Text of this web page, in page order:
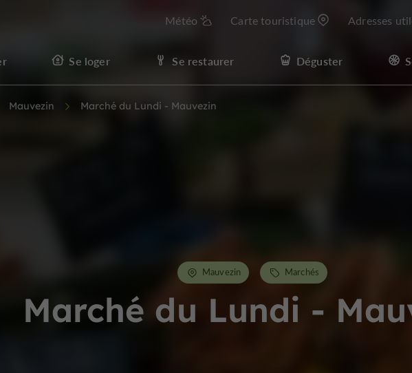
Météo Carte touristique Adresses
Se loger Se restaurer Déguster
Mauvezin Marché du Lundi - Mauvezin
Marché du Lundi -
Mauvezin Marchés